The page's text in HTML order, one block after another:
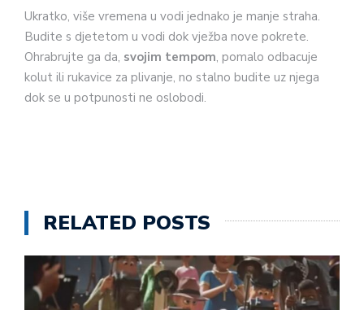
Ukratko, više vremena u vodi jednako je manje straha.
Budite s djetetom u vodi dok vježba nove pokrete.
Ohrabrujte ga da, svojim tempom, pomalo odbacuje
kolut ili rukavice za plivanje, no stalno budite uz njega
dok se u potpunosti ne oslobodi.
RELATED POSTS